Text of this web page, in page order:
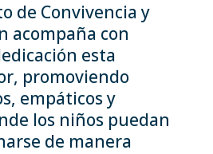
de Convivencia y
acompaña con
esta
promoviendo
empáticos y
los niños puedan
de manera